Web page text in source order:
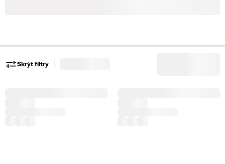
Skrýt filtry